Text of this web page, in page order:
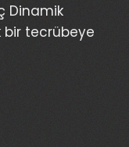
Dinamik
bir tecrübeye